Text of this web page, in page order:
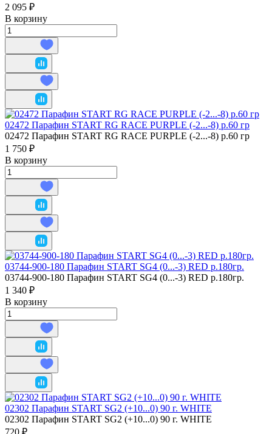
2 095 ₽
В корзину
02472 Парафин START RG RACE PURPLE (-2...-8) р.60 гр
02472 Парафин START RG RACE PURPLE (-2...-8) р.60 гр
1 750 ₽
В корзину
03744-900-180 Парафин START SG4 (0...-3) RED р.180гр.
03744-900-180 Парафин START SG4 (0...-3) RED р.180гр.
1 340 ₽
В корзину
02302 Парафин START SG2 (+10...0) 90 г. WHITE
02302 Парафин START SG2 (+10...0) 90 г. WHITE
720 ₽